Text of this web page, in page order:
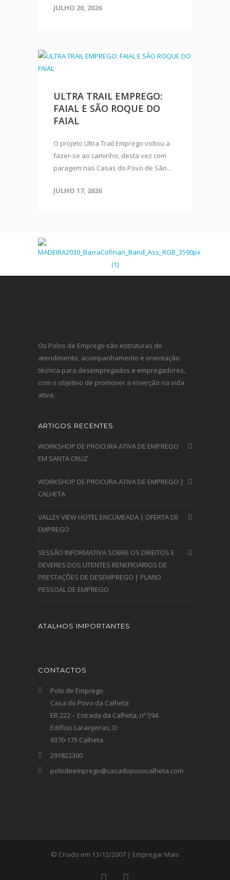
JULHO 20, 2026
ULTRA TRAIL EMPREGO:
FAIAL E SÃO ROQUE DO
FAIAL
O projeto Ultra Trail Emprego voltou a
fazer-se ao caminho, desta vez com
paragem nas Casas do Povo de São...
JULHO 17, 2026
Os Polos de Emprego são estruturas de
atendimento, acompanhamento e orientação
técnica para desempregados e empregadores,
com o objetivo de promover a inserção na vida
ativa.
ARTIGOS RECENTES
WORKSHOP DE PROCURA ATIVA DE EMPREGO
EM SANTA CRUZ
WORKSHOP DE PROCURA ATIVA DE EMPREGO |
CALHETA
VALLEY VIEW HOTEL ENCUMEADA | OFERTA DE
EMPREGO
SESSÃO INFORMATIVA SOBRE OS DIREITOS E
DEVERES DOS UTENTES BENEFICIÁRIOS DE
PRESTAÇÕES DE DESEMPREGO | PLANO
PESSOAL DE EMPREGO
ATALHOS IMPORTANTES
CONTACTOS
Polo de Emprego
Casa do Povo da Calheta
ER 222 – Estrada da Calheta, nº 594
Edifício Laranjeiras, D
9370-175 Calheta
291822300
polodeemprego@casadopovocalheta.com
© Criado em 13/12/2007 | Empregar Mais